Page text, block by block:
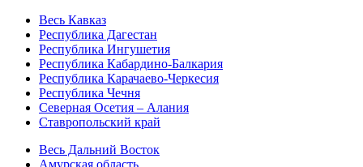
Весь Кавказ
Республика Дагестан
Республика Ингушетия
Республика Кабардино-Балкария
Республика Карачаево-Черкесия
Республика Чечня
Северная Осетия – Алания
Ставропольский край
Весь Дальний Восток
Амурская область